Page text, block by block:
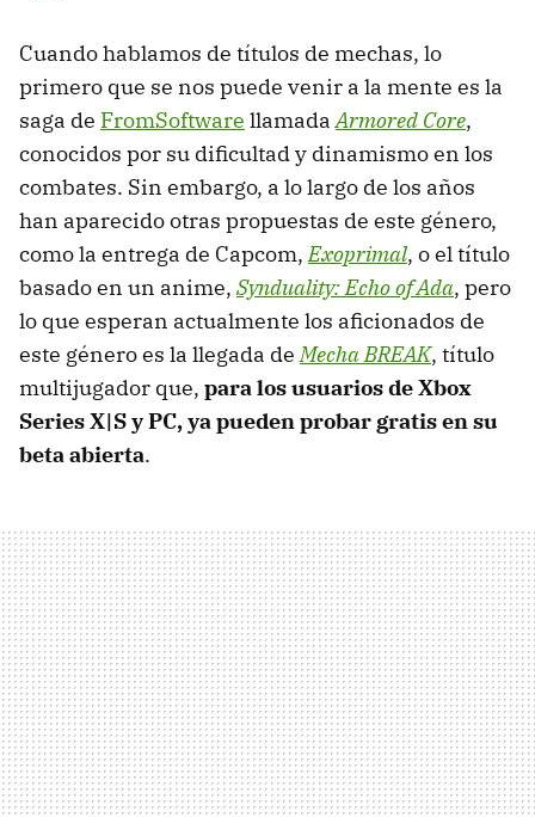
Cuando hablamos de títulos de mechas, lo
primero que se nos puede venir a la mente es la
saga de FromSoftware llamadaArmored Core,
conocidos por su dificultad y dinamismo en los
combates. Sin embargo, a lo largo de los años
han aparecido otras propuestas de este género,
como la entrega de Capcom,Exoprimal, o el título
basado en un anime, Synduality: Echo of Ada, pero
lo que esperan actualmente los aficionados de
este género es la llegada deMecha BREAK, título
multijugador que, para los usuarios de Xbox
Series X|S y PC, ya pueden probar gratis en su
beta abierta.